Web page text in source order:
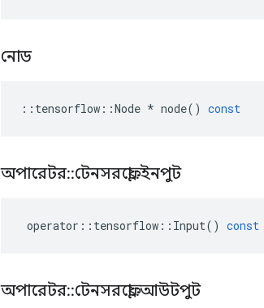
নোড
:: tensorflow ::Node * node() const
অপারেটর::টেনসরফ্লো::ইনপুট
operator :: tensorflow :: Input() const
অপারেটর::টেনসরফ্লো::আউটপুট